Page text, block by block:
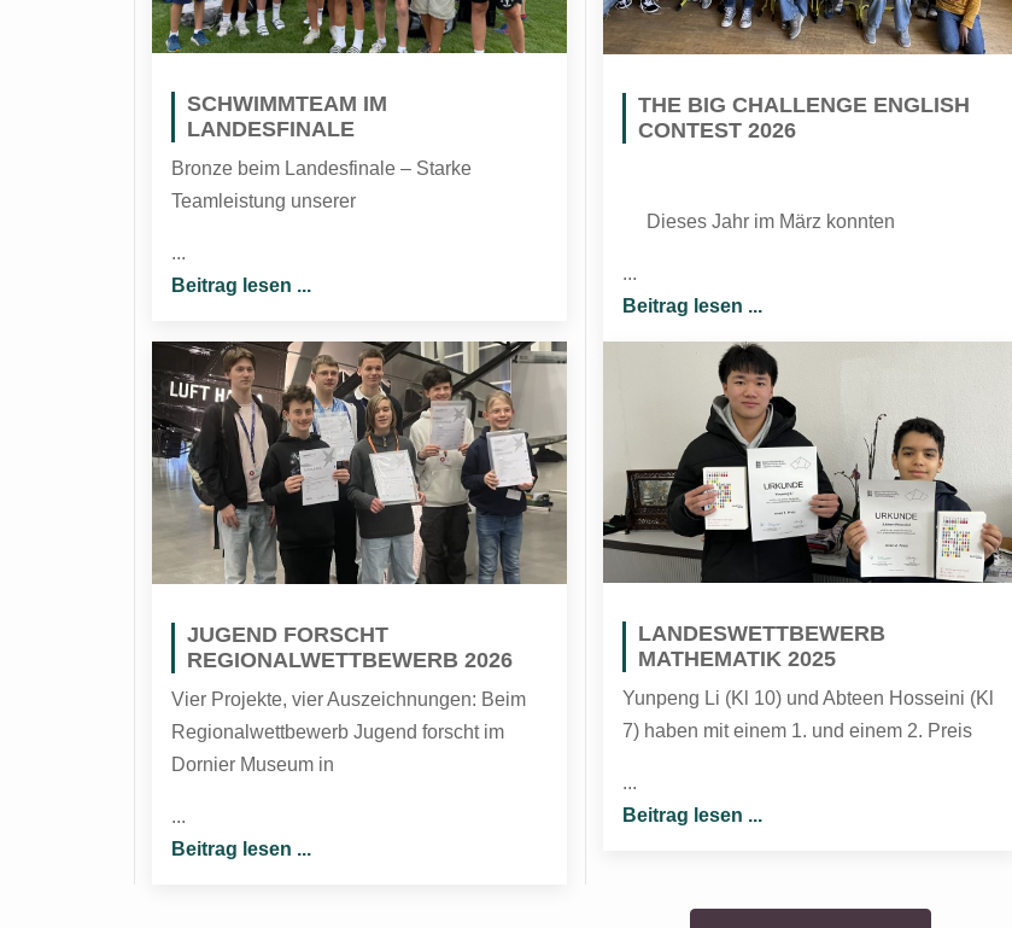
SCHWIMMTEAM IM
LANDESFINALE
Bronze beim Landesfinale – Starke
Teamleistung unserer
...
Beitrag lesen ...
THE BIG CHALLENGE ENGLISH
CONTEST 2026
Dieses Jahr im März konnten
...
Beitrag lesen ...
JUGEND FORSCHT
REGIONALWETTBEWERB 2026
Vier Projekte, vier Auszeichnungen: Beim
Regionalwettbewerb Jugend forscht im
Dornier Museum in
...
Beitrag lesen ...
LANDESWETTBEWERB
MATHEMATIK 2025
Yunpeng Li (Kl 10) und Abteen Hosseini (Kl
7) haben mit einem 1. und einem 2. Preis
...
Beitrag lesen ...